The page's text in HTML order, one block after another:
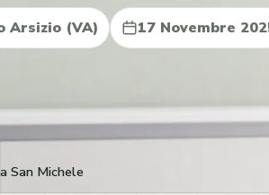
Arsizio (VA) 17 Novembre
San Michele